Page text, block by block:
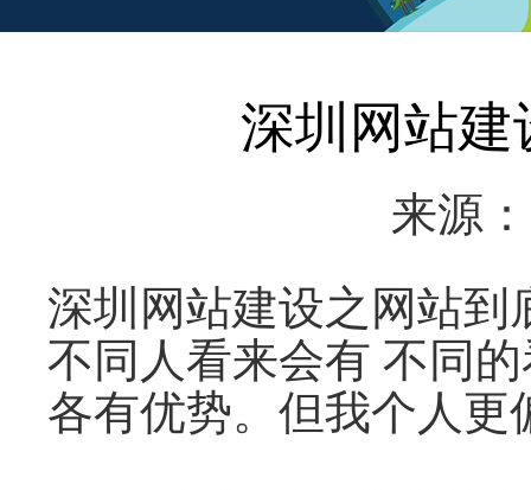
深圳网站建
来源
深圳网站建设之网站到
不同人看来会有 不同
各有优势。但我个人更